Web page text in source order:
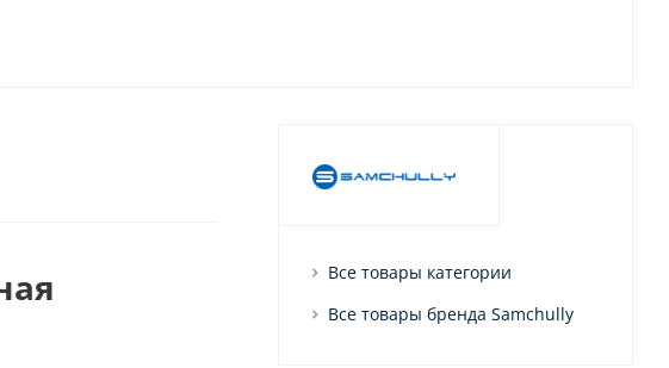
Все товары категории
Все товары бренда Samchully